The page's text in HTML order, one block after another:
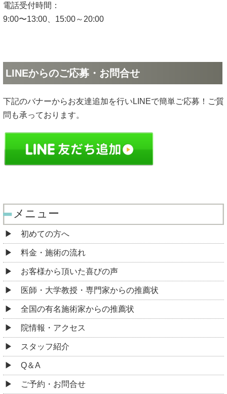
電話受付時間：
9:00〜13:00、15:00～20:00
LINEからのご応募・お問合せ
下記のバナーからお友達追加を行いLINEで簡単ご応募！ご質
問も承っております。
メニュー
初めての方へ
料金・施術の流れ
お客様から頂いた喜びの声
医師・大学教授・専門家からの推薦状
全国の有名施術家からの推薦状
院情報・アクセス
スタッフ紹介
Q＆A
ご予約・お問合せ